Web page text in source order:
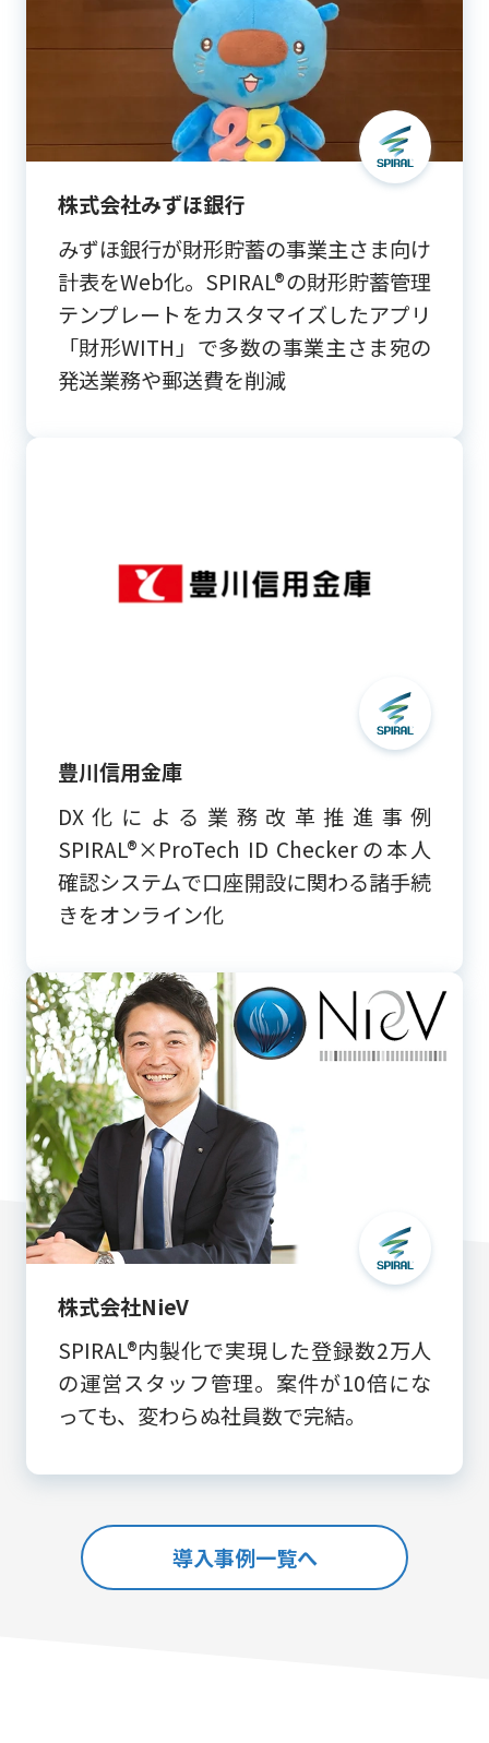
株式会社みずほ銀行
みずほ銀行が財形貯蓄の事業主さま向け
計表をWeb化。SPIRAL®の財形貯蓄管理
テンプレートをカスタマイズしたアプリ
「財形WITH」で多数の事業主さま宛の
発送業務や郵送費を削減
豊川信用金庫
DX化による業務改革推進事例
SPIRAL®×ProTech ID Checkerの本人
確認システムで口座開設に関わる諸手続
きをオンライン化
株式会社NieV
SPIRAL®︎内製化で実現した登録数2万人
の運営スタッフ管理。案件が10倍にな
っても、変わらぬ社員数で完結。
導入事例一覧へ